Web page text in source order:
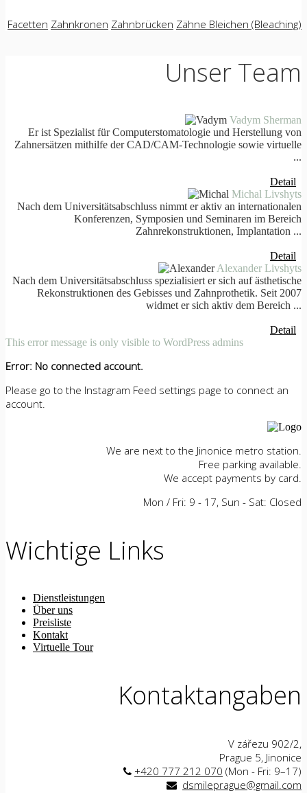
Facetten Zahnkronen Zahnbrücken Zähne Bleichen (Bleaching)
Unser Team
Vadym Sherman
Er ist Spezialist für Computerstomatologie und Herstellung von
Zahnersätzen mithilfe der CAD/CAM-Technologie sowie virtuelle
...
Detail
Michal Livshyts
Nach dem Universitätsabschluss nimmt er aktiv an internationalen
Konferenzen, Symposien und Seminaren im Bereich
Zahnrekonstruktionen, Implantation ...
Detail
Alexander Livshyts
Nach dem Universitätsabschluss spezialisiert er sich auf ästhetische
Rekonstruktionen des Gebisses und Zahnprothetik. Seit 2007
widmet er sich aktiv dem Bereich ...
Detail
This error message is only visible to WordPress admins
Error: No connected account.
Please go to the Instagram Feed settings page to connect an
account.
We are next to the Jinonice metro station.
Free parking available.
We accept payments by card.
Mon / Fri: 9 - 17, Sun - Sat: Closed
Wichtige Links
Dienstleistungen
Über uns
Preisliste
Kontakt
Virtuelle Tour
Kontaktangaben
V zářezu 902/2,
Prague 5, Jinonice
+420 777 212 070 (Mon - Fri: 9–17)
dsmileprague@gmail.com